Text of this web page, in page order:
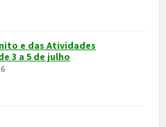
e das Atividades
3 a 5 de julho